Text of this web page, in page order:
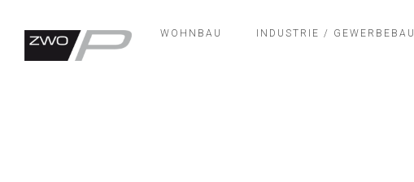
WOHNBAU INDUSTRIE / GEWERBEBAU